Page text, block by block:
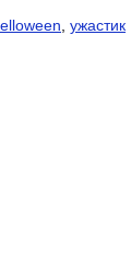
, ужастик